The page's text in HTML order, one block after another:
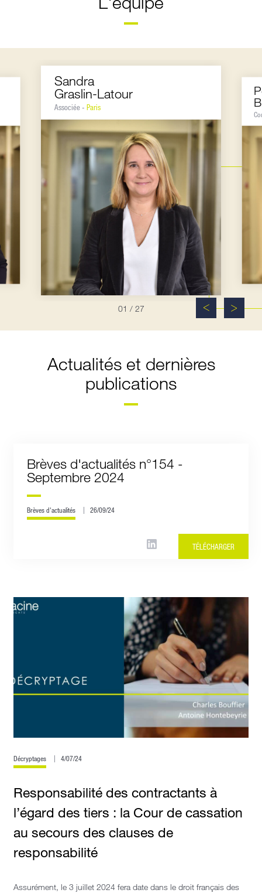
Sandra
Graslin-Latour
Associée - Paris
01 / 27
Actualités et dernières
publications
Brèves d'actualités n°154 -
Septembre 2024
Brèves d'actualités 26/09/24
TÉLÉCHARGER
Décryptages 4/07/24
Responsabilité des contractants à
l’égard des tiers : la Cour de cassation
au secours des clauses de
responsabilité
Assurément, le 3 juillet 2024 fera date dans le droit français des